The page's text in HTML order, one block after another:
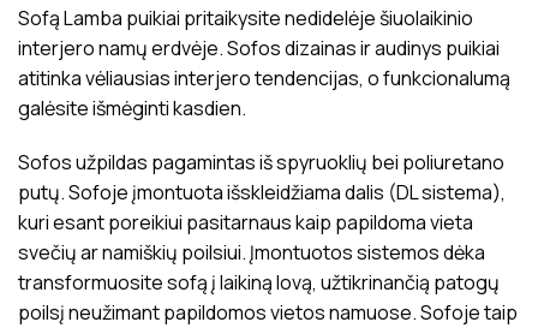
Sofą Lamba puikiai pritaikysite nedidelėje šiuolaikinio
interjero namų erdvėje. Sofos dizainas ir audinys puikiai
atitinka vėliausias interjero tendencijas, o funkcionalumą
galėsite išmėginti kasdien.
Sofos užpildas pagamintas iš spyruoklių bei poliuretano
putų. Sofoje įmontuota išskleidžiama dalis (DL sistema),
kuri esant poreikiui pasitarnaus kaip papildoma vieta
svečių ar namiškių poilsiui. Įmontuotos sistemos dėka
transformuosite sofą į laikiną lovą, užtikrinančią patogų
poilsį neužimant papildomos vietos namuose. Sofoje taip